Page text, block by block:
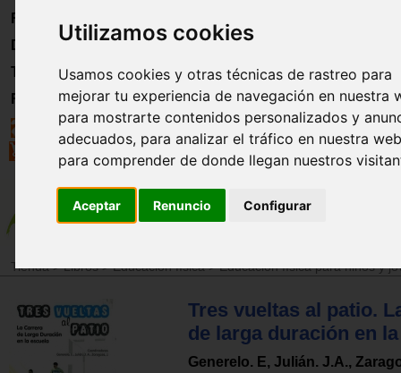
Utilizamos cookies
Usamos cookies y otras técnicas de rastreo para
mejorar tu experiencia de navegación en nuestra
para mostrarte contenidos personalizados y
adecuados, para analizar el tráfico en nuestra
para comprender de donde llegan nuestros
Aceptar Renuncio Configurar
Formación
Directorio
Trabajo
Registro
Tienda>Libros>Educación física>Educación física para niños y
Tres vueltas al patio.
de larga duración en
Generelo. E, Julián. J.A.,